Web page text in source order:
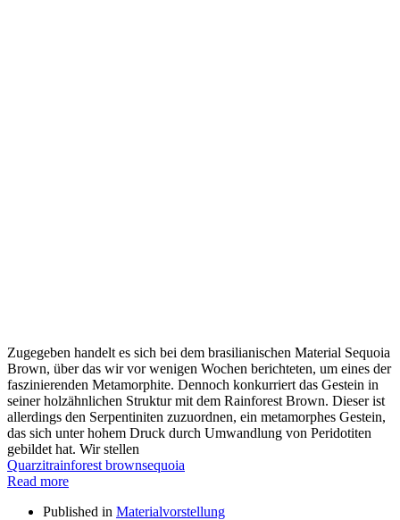
Zugegeben handelt es sich bei dem brasilianischen Material Sequoia
Brown, über das wir vor wenigen Wochen berichteten, um eines der
faszinierenden Metamorphite. Dennoch konkurriert das Gestein in
seiner holzähnlichen Struktur mit dem Rainforest Brown. Dieser ist
allerdings den Serpentiniten zuzuordnen, ein metamorphes Gestein,
das sich unter hohem Druck durch Umwandlung von Peridotiten
gebildet hat. Wir stellen
Quarzitrainforest brownsequoia
Read more
Published in Materialvorstellung